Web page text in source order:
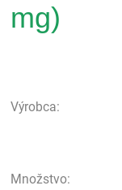
mg)
Výrobca:
Množstvo: